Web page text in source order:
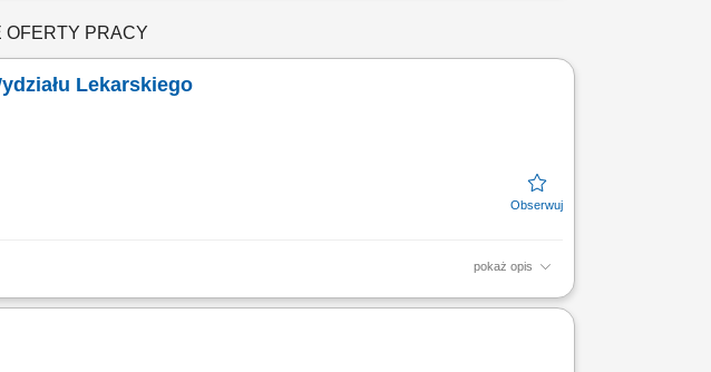
OFERTY PRACY
Lekarskiego
pokaż opis
na umowę o pracę DO ZADAŃ OSOBY ZATRUDNIONEJ NA TYM